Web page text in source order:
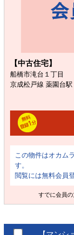
【中古住宅】
船橋市滝台１丁目
京成松戸線 薬園台
この物件はオカム
す。
閲覧には無料会員
すでに会員の